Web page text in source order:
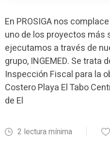
En PROSIGA nos
uno de los proyectos más
ejecutamos a través de
grupo, INGEMED. Se trata
Inspección Fiscal para la
Costero Playa El Tabo
de El
2 lectura mínima